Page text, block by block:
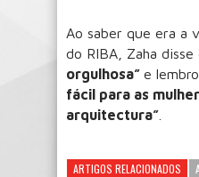
Ao saber que era a
do RIBA, Zaha disse
orgulhosa” e
fácil para as
arquitectura”
ARTIGOS RELACIONADOS